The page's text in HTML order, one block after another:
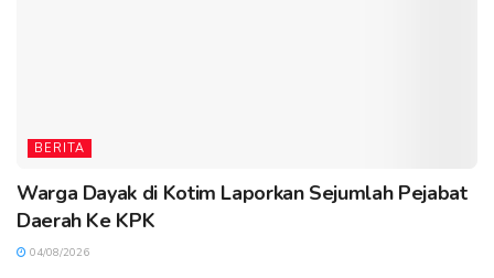
BERITA
Warga Dayak di Kotim Laporkan Sejumlah Pejabat
Daerah Ke KPK
04/08/2026